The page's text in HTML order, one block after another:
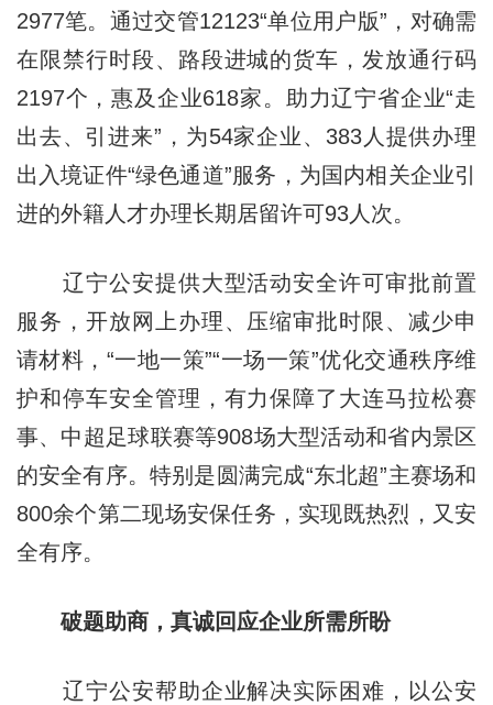
2977笔。通过交管12123“单位用户版”，对确需
在限禁行时段、路段进城的货车，发放通行码
2197个，惠及企业618家。助力辽宁省企业“走
出去、引进来”，为54家企业、383人提供办理
出入境证件“绿色通道”服务，为国内相关企业引
进的外籍人才办理长期居留许可93人次。
辽宁公安提供大型活动安全许可审批前置
服务，开放网上办理、压缩审批时限、减少申
请材料，“一地一策”“一场一策”优化交通秩序维
护和停车安全管理，有力保障了大连马拉松赛
事、中超足球联赛等908场大型活动和省内景区
的安全有序。特别是圆满完成“东北超”主赛场和
800余个第二现场安保任务，实现既热烈，又安
全有序。
破题助商，真诚回应企业所需所盼
辽宁公安帮助企业解决实际困难，以公安